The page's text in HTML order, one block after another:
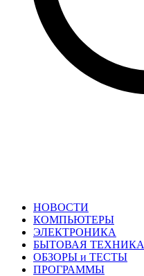
НОВОСТИ
КОМПЬЮТЕРЫ
ЭЛЕКТРОНИКА
БЫТОВАЯ ТЕХНИКА
ОБЗОРЫ и ТЕСТЫ
ПРОГРАММЫ